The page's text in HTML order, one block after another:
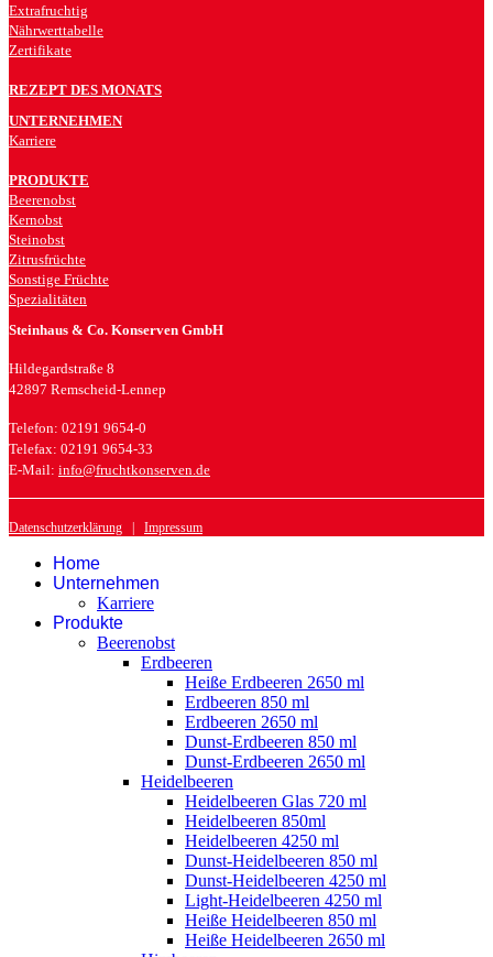
Extrafruchtig
Nährwerttabelle
Zertifikate
REZEPT DES MONATS
UNTERNEHMEN
Karriere
PRODUKTE
Beerenobst
Kernobst
Steinobst
Zitrusfrüchte
Sonstige Früchte
Spezialitäten
Steinhaus & Co. Konserven GmbH
Hildegardstraße 8
42897 Remscheid-Lennep
Telefon: 02191 9654-0
Telefax: 02191 9654-33
E-Mail: info@fruchtkonserven.de
Datenschutzerklärung | Impressum
Home
Unternehmen
Karriere
Produkte
Beerenobst
Erdbeeren
Heiße Erdbeeren 2650 ml
Erdbeeren 850 ml
Erdbeeren 2650 ml
Dunst-Erdbeeren 850 ml
Dunst-Erdbeeren 2650 ml
Heidelbeeren
Heidelbeeren Glas 720 ml
Heidelbeeren 850ml
Heidelbeeren 4250 ml
Dunst-Heidelbeeren 850 ml
Dunst-Heidelbeeren 4250 ml
Light-Heidelbeeren 4250 ml
Heiße Heidelbeeren 850 ml
Heiße Heidelbeeren 2650 ml